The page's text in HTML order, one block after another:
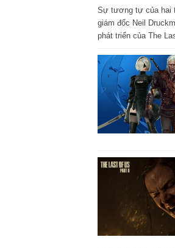
Sự tương tự của hai
giám đốc Neil
phát triển của The